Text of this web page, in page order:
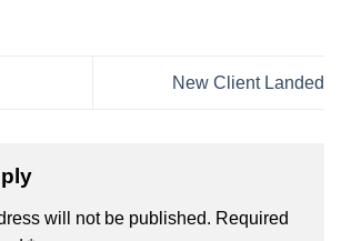
New Client Landed
will not be published. Required